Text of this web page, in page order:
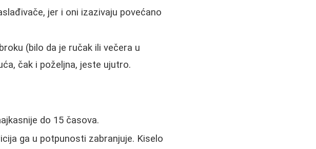
jer i oni izazivaju povećano
(bilo da je ručak ili večera u
čak i poželjna, jeste ujutro.
do 15 časova.
ga u potpunosti zabranjuje. Kiselo